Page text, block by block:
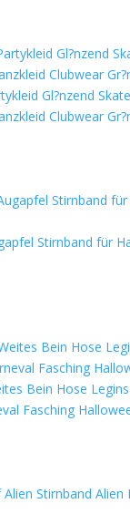
Gl?nzend
Clubwear
Stirnband für
Bein Hose
Fasching